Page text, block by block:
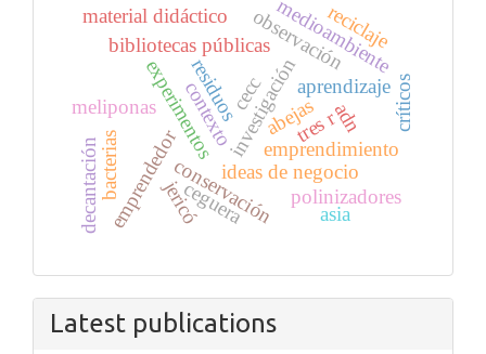
investigación
experimentos
bibliotecas públicas
aprendizaje
observación
emprendimiento
emprendedor ideas de negocio
medioambiente
conservación
residuos
tres r
abejas
meliponas
polinizadores
bacterias
adn
contexto
jericó
reciclaje
cecc
material didáctico
ceguera
críticos
decantación asia
Latest publications